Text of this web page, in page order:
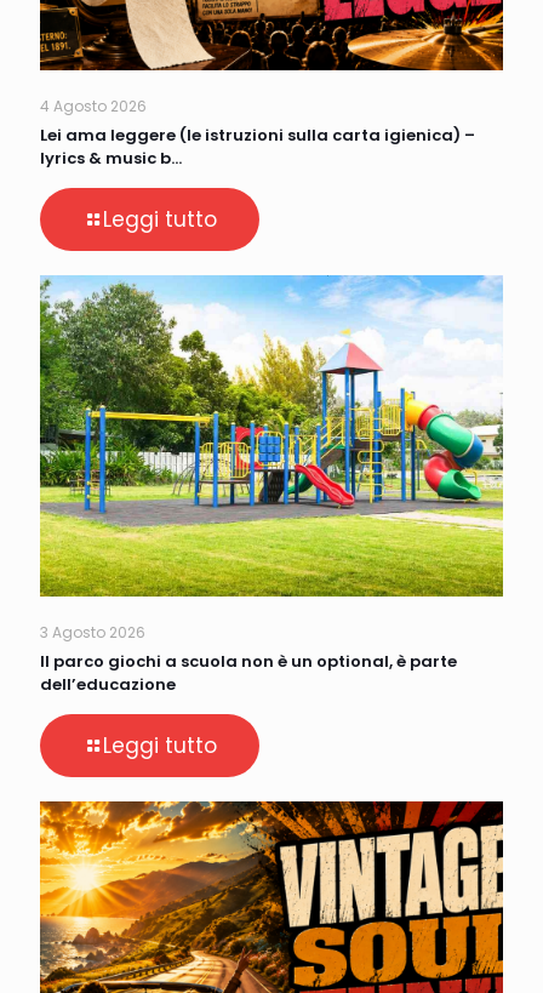
4 Agosto 2026
Lei ama leggere (le istruzioni sulla carta igienica) –
lyrics & music b…
Leggi tutto
3 Agosto 2026
Il parco giochi a scuola non è un optional, è parte
dell’educazione
Leggi tutto